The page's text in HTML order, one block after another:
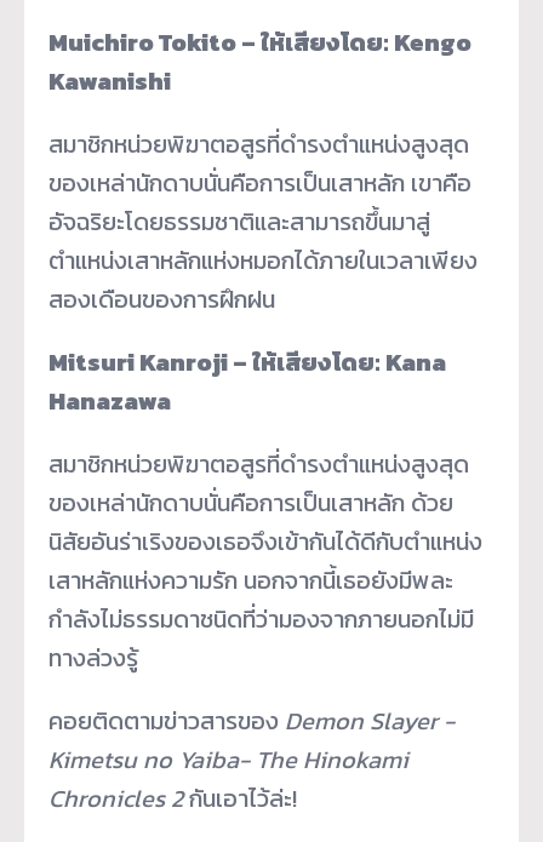
Muichiro Tokito –ให้เสียงโดย: Kengo
Kawanishi
สมาชิกหน่วยพิฆาตอสูรที่ดำรงตำแหน่งสูงสุด
ของเหล่านักดาบนั่นคือการเป็นเสาหลัก เขาคือ
อัจฉริยะโดยธรรมชาติและสามารถขึ้นมาสู่
ตำแหน่งเสาหลักแห่งหมอกได้ภายในเวลาเพียง
สองเดือนของการฝึกฝน
Mitsuri Kanroji –ให้เสียงโดย: Kana
Hanazawa
สมาชิกหน่วยพิฆาตอสูรที่ดำรงตำแหน่งสูงสุด
ของเหล่านักดาบนั่นคือการเป็นเสาหลัก ด้วย
นิสัยอันร่าเริงของเธอจึงเข้ากันได้ดีกับตำแหน่ง
เสาหลักแห่งความรัก นอกจากนี้เธอยังมีพละ
กำลังไม่ธรรมดาชนิดที่ว่ามองจากภายนอกไม่มี
ทางล่วงรู้
คอยติดตามข่าวสารของ Demon Slayer -
Kimetsu no Yaiba- The Hinokami
Chronicles 2กันเอาไว้ล่ะ!